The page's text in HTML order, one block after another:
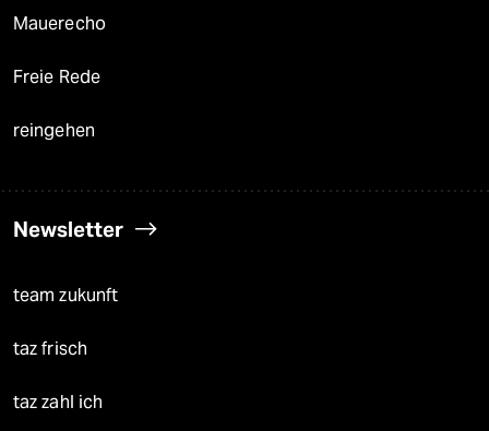
Mauerecho
Freie Rede
reingehen
Newsletter
team zukunft
taz frisch
taz zahl ich